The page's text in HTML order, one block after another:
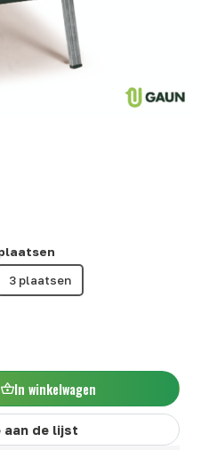
3 plaatsen
In winkelwagen
aan de lijst